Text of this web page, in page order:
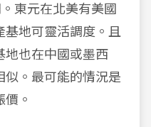
東元在北美有美國
地可靈活調度。且
地也在中國或墨西
似。最可能的情況是
。